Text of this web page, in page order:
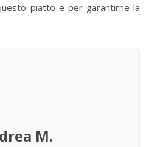
piatto e per garantirne la
M.